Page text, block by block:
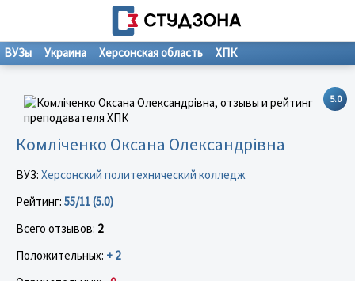
ВУЗы Украина Херсонская область ХПК
5.0
Комліченко Оксана Олександрівна
ВУЗ: Херсонский политехнический колледж
Рейтинг: 55/11 (5.0)
Всего отзывов: 2
Положительных: + 2